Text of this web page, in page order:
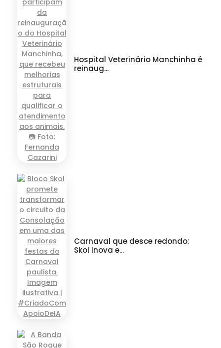
Hospital Veterinário Manchinha é
reinaug...
Carnaval que desce redondo:
Skol inova e...